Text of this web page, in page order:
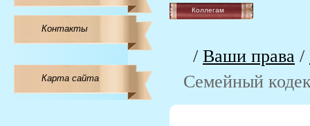
Контакты
Карта сайта
Коллегам
/ Ваши права /
Семейный